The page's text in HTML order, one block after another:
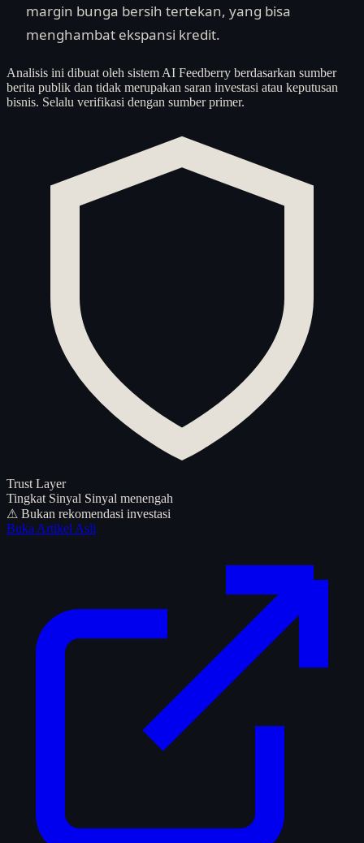
margin bunga bersih tertekan, yang bisa
menghambat ekspansi kredit.
Analisis ini dibuat oleh sistem AI Feedberry berdasarkan sumber
berita publik dan tidak merupakan saran investasi atau keputusan
bisnis. Selalu verifikasi dengan sumber primer.
Trust Layer
Tingkat Sinyal Sinyal menengah
⚠ Bukan rekomendasi investasi
Buka Artikel Asli